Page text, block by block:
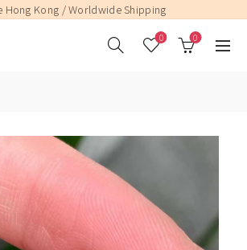
Hong Kong / Worldwide Shipping
0 0